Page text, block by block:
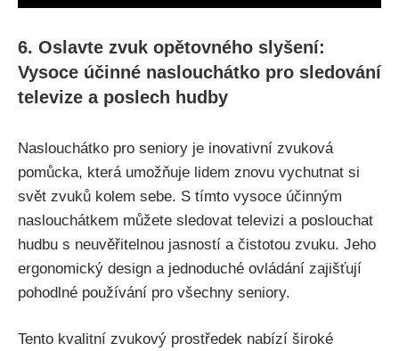
6. Oslavte zvuk opětovného slyšení:
Vysoce účinné naslouchátko pro sledování
televize a poslech hudby
Naslouchátko pro seniory je inovativní zvuková
pomůcka, která umožňuje lidem znovu vychutnat si
svět zvuků kolem sebe. S tímto vysoce účinným
naslouchátkem můžete sledovat televizi a poslouchat
hudbu s neuvěřitelnou jasností a čistotou zvuku. Jeho
ergonomický design a jednoduché ovládání zajišťují
pohodlné používání pro všechny seniory.
Tento kvalitní zvukový prostředek nabízí široké